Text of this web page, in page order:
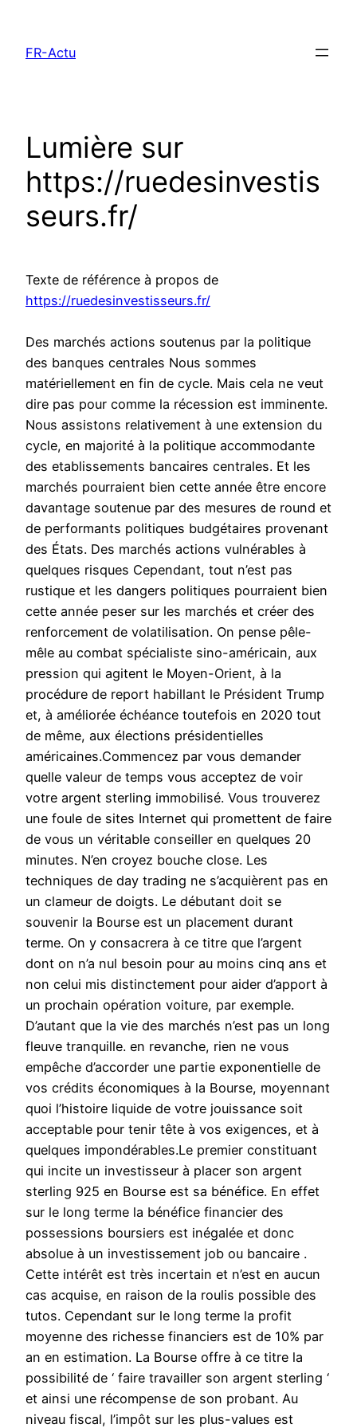
contenu
FR-Actu
Lumière sur
https://ruedesinvestis
seurs.fr/
Texte de référence à propos de
https://ruedesinvestisseurs.fr/
Des marchés actions soutenus par la politique
des banques centrales Nous sommes
matériellement en fin de cycle. Mais cela ne veut
dire pas pour comme la récession est imminente.
Nous assistons relativement à une extension du
cycle, en majorité à la politique accommodante
des etablissements bancaires centrales. Et les
marchés pourraient bien cette année être encore
davantage soutenue par des mesures de round et
de performants politiques budgétaires provenant
des États. Des marchés actions vulnérables à
quelques risques Cependant, tout n’est pas
rustique et les dangers politiques pourraient bien
cette année peser sur les marchés et créer des
renforcement de volatilisation. On pense pêle-
mêle au combat spécialiste sino-américain, aux
pression qui agitent le Moyen-Orient, à la
procédure de report habillant le Président Trump
et, à améliorée échéance toutefois en 2020 tout
de même, aux élections présidentielles
américaines.Commencez par vous demander
quelle valeur de temps vous acceptez de voir
votre argent sterling immobilisé. Vous trouverez
une foule de sites Internet qui promettent de faire
de vous un véritable conseiller en quelques 20
minutes. N’en croyez bouche close. Les
techniques de day trading ne s’acquièrent pas en
un clameur de doigts. Le débutant doit se
souvenir la Bourse est un placement durant
terme. On y consacrera à ce titre que l’argent
dont on n’a nul besoin pour au moins cinq ans et
non celui mis distinctement pour aider d’apport à
un prochain opération voiture, par exemple.
D’autant que la vie des marchés n’est pas un long
fleuve tranquille. en revanche, rien ne vous
empêche d’accorder une partie exponentielle de
vos crédits économiques à la Bourse, moyennant
quoi l’histoire liquide de votre jouissance soit
acceptable pour tenir tête à vos exigences, et à
quelques impondérables.Le premier constituant
qui incite un investisseur à placer son argent
sterling 925 en Bourse est sa bénéfice. En effet
sur le long terme la bénéfice financier des
possessions boursiers est inégalée et donc
absolue à un investissement job ou bancaire .
Cette intérêt est très incertain et n’est en aucun
cas acquise, en raison de la roulis possible des
tutos. Cependant sur le long terme la profit
moyenne des richesse financiers est de 10% par
an en estimation. La Bourse offre à ce titre la
possibilité de ‘ faire travailler son argent sterling ‘
et ainsi une récompense de son probant. Au
niveau fiscal, l’impôt sur les plus-values est